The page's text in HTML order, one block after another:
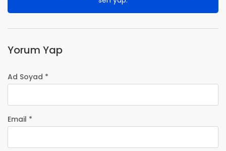
Yorum Yap
Ad Soyad *
Email *